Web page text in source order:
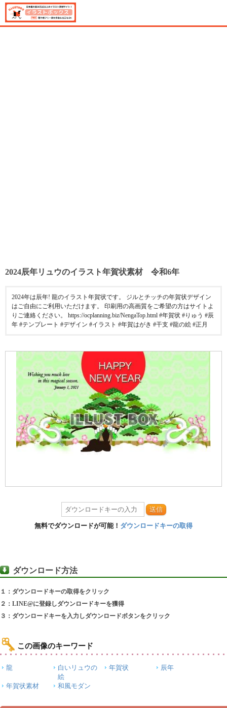
2024辰年リュウのイラスト年賀状素材 令和6年
2024年は辰年! 龍のイラスト年賀状です。 ジルとチッチの年賀状デザイン
はご自由にご利用いただけます。 印刷用の高画質をご希望の方はサイトよ
りご連絡ください。 https://ocplanning.biz/NengaTop.html #年賀状 #りゅう #辰
年 #テンプレート #デザイン #イラスト #年賀はがき #干支 #龍の絵 #正月
送信
無料でダウンロードが可能！ ダウンロードキーの取得
ダウンロード方法
１：ダウンロードキーの取得をクリック
２：LINE@に登録しダウンロードキーを獲得
３：ダウンロードキーを入力しダウンロードボタンをクリック
この画像のキーワード
龍
白いリュウの
絵
年賀状 辰年
年賀状素材 和風モダン